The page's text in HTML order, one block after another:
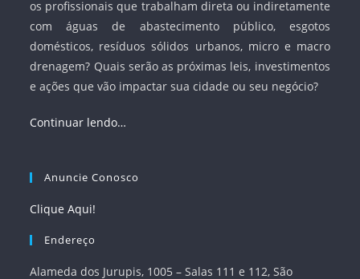
os profissionais que trabalham direta ou indiretamente
com águas de abastecimento público, esgotos
domésticos, resíduos sólidos urbanos, micro e macro
drenagem? Quais serão as próximas leis, investimentos
e ações que vão impactar sua cidade ou seu negócio?
Continuar lendo…
Anuncie Conosco
Clique Aqui!
Endereço
Alameda dos Jurupis, 1005 – Salas 111 e 112, São